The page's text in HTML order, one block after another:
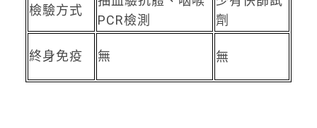
檢驗方式
PCR檢測
劑
終身免疫 無 無